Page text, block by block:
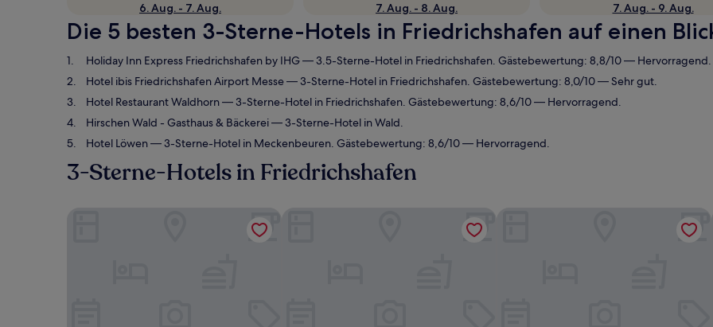
6. Aug. - 7. Aug.
7. Aug. - 8. Aug.
7. Aug. - 9. Aug.
Die 5 besten 3-Sterne-Hotels in Friedrichshafen auf einen
Holiday Inn Express Friedrichshafen by IHG— 3.5-Sterne-Hotel in Friedrichshafen. Gästebewertung: 8,8/10 — Hervorragend.
Hotel ibis Friedrichshafen Airport Messe— 3-Sterne-Hotel in Friedrichshafen. Gästebewertung: 8,0/10 — Sehr gut.
Hotel Restaurant Waldhorn— 3-Sterne-Hotel in Friedrichshafen. Gästebewertung: 8,6/10 — Hervorragend.
Hirschen Wald - Gasthaus & Bäckerei— 3-Sterne-Hotel in Wald.
Hotel Löwen— 3-Sterne-Hotel in Meckenbeuren. Gästebewertung: 8,6/10 — Hervorragend.
3-Sterne-Hotels in Friedrichshafen
Holiday Inn Express Friedrichshafen by IHGHotel ibis Friedrichshafen Airport Messe